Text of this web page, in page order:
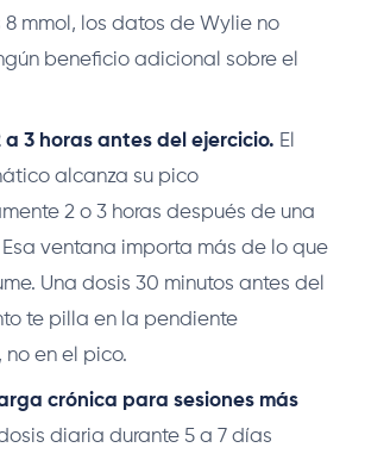
8 mmol, los datos de Wylie no
beneficio adicional sobre el
a 3 horas antes del ejercicio. El
alcanza su pico
2 o 3 horas después de una
ventana importa más de lo que
Una dosis 30 minutos antes del
te pilla en la pendiente
en el pico.
crónica para sesiones más
diaria durante 5 a 7 días